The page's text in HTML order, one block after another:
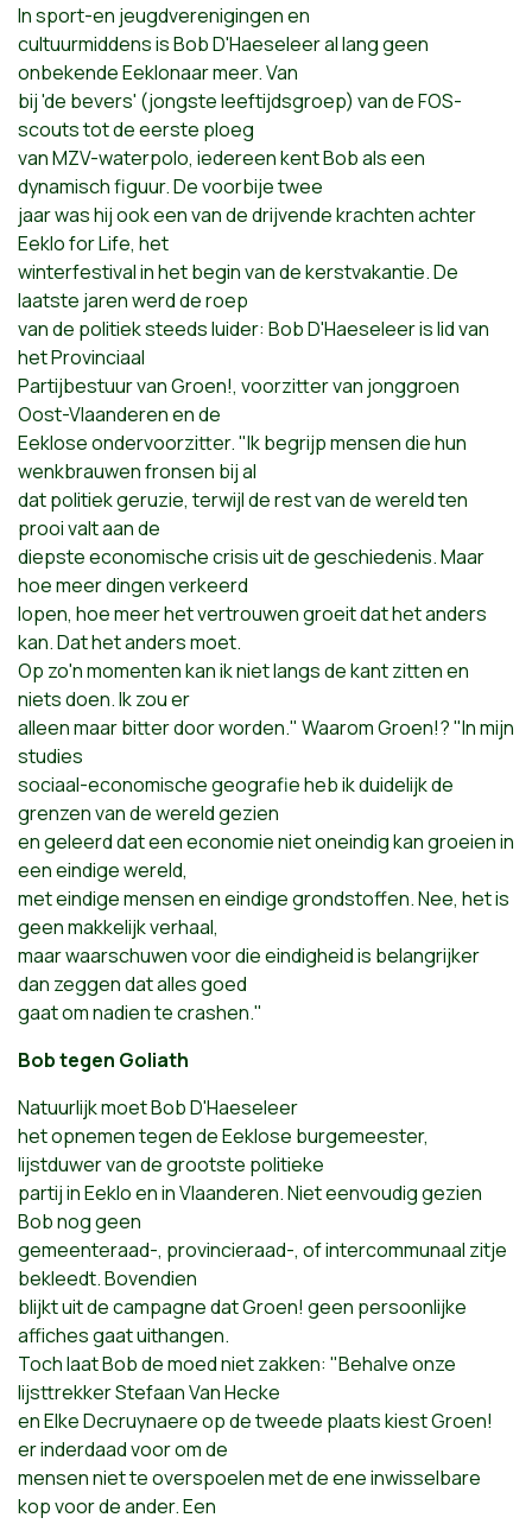
In sport-en jeugdverenigingen en
cultuurmiddens is Bob D'Haeseleer al lang geen
onbekende Eeklonaar meer. Van
bij 'de bevers' (jongste leeftijdsgroep) van de FOS-
scouts tot de eerste ploeg
van MZV-waterpolo, iedereen kent Bob als een
dynamisch figuur. De voorbije twee
jaar was hij ook een van de drijvende krachten achter
Eeklo for Life, het
winterfestival in het begin van de kerstvakantie. De
laatste jaren werd de roep
van de politiek steeds luider: Bob D'Haeseleer is lid van
het Provinciaal
Partijbestuur van Groen!, voorzitter van jonggroen
Oost-Vlaanderen en de
Eeklose ondervoorzitter. "Ik begrijp mensen die hun
wenkbrauwen fronsen bij al
dat politiek geruzie, terwijl de rest van de wereld ten
prooi valt aan de
diepste economische crisis uit de geschiedenis. Maar
hoe meer dingen verkeerd
lopen, hoe meer het vertrouwen groeit dat het anders
kan. Dat het anders moet.
Op zo'n momenten kan ik niet langs de kant zitten en
niets doen. Ik zou er
alleen maar bitter door worden." Waarom Groen!? "In mijn
studies
sociaal-economische geografie heb ik duidelijk de
grenzen van de wereld gezien
en geleerd dat een economie niet oneindig kan groeien in
een eindige wereld,
met eindige mensen en eindige grondstoffen. Nee, het is
geen makkelijk verhaal,
maar waarschuwen voor die eindigheid is belangrijker
dan zeggen dat alles goed
gaat om nadien te crashen."
Bob tegen Goliath
Natuurlijk moet Bob D'Haeseleer
het opnemen tegen de Eeklose burgemeester,
lijstduwer van de grootste politieke
partij in Eeklo en in Vlaanderen. Niet eenvoudig gezien
Bob nog geen
gemeenteraad-, provincieraad-, of intercommunaal zitje
bekleedt. Bovendien
blijkt uit de campagne dat Groen! geen persoonlijke
affiches gaat uithangen.
Toch laat Bob de moed niet zakken: "Behalve onze
lijsttrekker Stefaan Van Hecke
en Elke Decruynaere op de tweede plaats kiest Groen!
er inderdaad voor om de
mensen niet te overspoelen met de ene inwisselbare
kop voor de ander. Een